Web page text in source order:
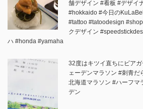
舗デザイン #看板 #デザイ
#hokkaido #今日の
#tattoo #tatoodesign
クデザイン
ハ #honda #yamaha
32度はキツイ直ちにビア
ェーデンマラソン #刺青
北海道マラソン #ハーフマ
デン